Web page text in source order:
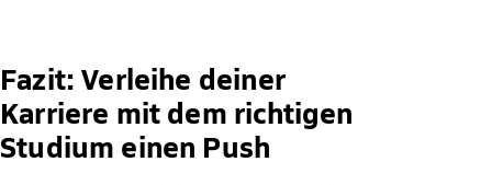
Fazit: Verleihe deiner
Karriere mit dem richtigen
Studium einen Push